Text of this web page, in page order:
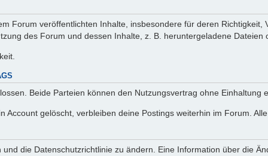
Forum veröffentlichten Inhalte, insbesondere für deren Richtigkeit,
des Forum und dessen Inhalte, z. B. heruntergeladene Dateien
Beide Parteien können den Nutzungsvertrag ohne Einhaltung
Account gelöscht, verbleiben deine Postings weiterhin im Forum.
die Datenschutzrichtlinie zu ändern. Eine Information über die